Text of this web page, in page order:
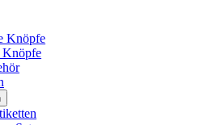
Knöpfe
Knöpfe